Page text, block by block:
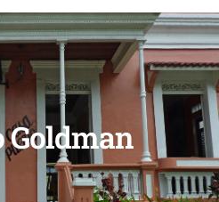
Goldman